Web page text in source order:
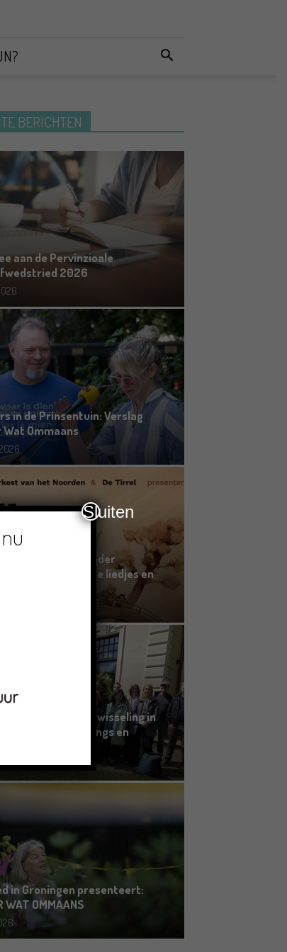
BERICHTEN
aan de Pervinzioale
2026
in de Prinsentuin: Verslag
Ommaans
voor bijzonder
met Groningse liedjes en
uitwisseling in
rond het Gronings en
in Groningen presenteert:
WAT OMMAANS
Sluiten